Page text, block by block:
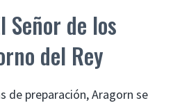
Señor de los
del Rey
de preparación, Aragorn se